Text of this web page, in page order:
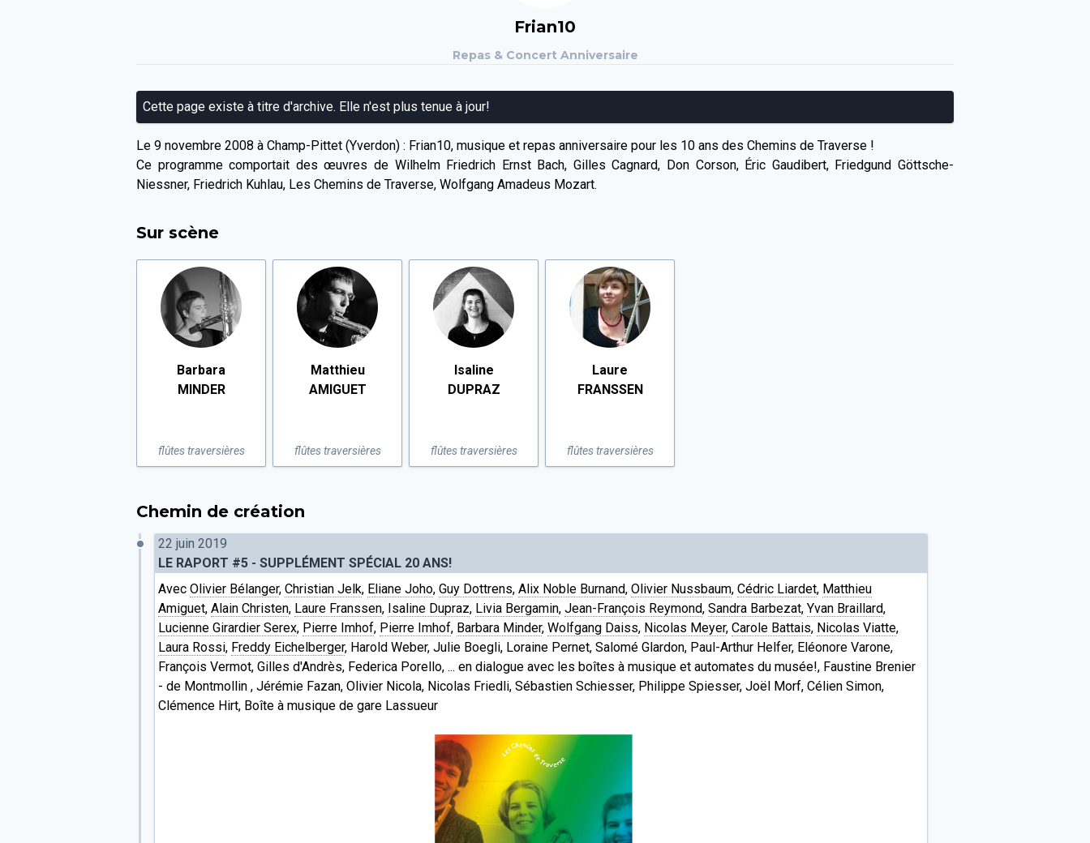
Frian10
Repas & Concert Anniversaire
Cette page existe à titre d'archive. Elle n'est plus tenue à jour!
Le 9 novembre 2008 à Champ-Pittet (Yverdon) : Frian10, musique et repas anniversaire pour les 10 ans des Chemins de Traverse !
Ce programme comportait des œuvres de Wilhelm Friedrich Ernst Bach, Gilles Cagnard, Don Corson, Éric Gaudibert, Friedgund Göttsche-
Niessner, Friedrich Kuhlau, Les Chemins de Traverse, Wolfgang Amadeus Mozart.
Sur scène
Barbara
MINDER
flûtes traversières
Matthieu
AMIGUET
flûtes traversières
Isaline
DUPRAZ
flûtes traversières
Laure
FRANSSEN
flûtes traversières
Chemin de création
22 juin 2019
LE RAPORT #5 - SUPPLÉMENT SPÉCIAL 20 ANS!
Avec Olivier Bélanger, Christian Jelk, Eliane Joho, Guy Dottrens, Alix Noble Burnand, Olivier Nussbaum, Cédric Liardet, Matthieu
Amiguet, Alain Christen, Laure Franssen, Isaline Dupraz, Livia Bergamin, Jean-François Reymond, Sandra Barbezat, Yvan Braillard,
Lucienne Girardier Serex, Pierre Imhof, Pierre Imhof, Barbara Minder, Wolfgang Daiss, Nicolas Meyer, Carole Battais, Nicolas Viatte,
Laura Rossi, Freddy Eichelberger, Harold Weber, Julie Boegli, Loraine Pernet, Salomé Glardon, Paul-Arthur Helfer, Eléonore Varone,
François Vermot, Gilles d'Andrès, Federica Porello, ... en dialogue avec les boîtes à musique et automates du musée!, Faustine Brenier
- de Montmollin , Jérémie Fazan, Olivier Nicola, Nicolas Friedli, Sébastien Schiesser, Philippe Spiesser, Joël Morf, Célien Simon,
Clémence Hirt, Boîte à musique de gare Lassueur